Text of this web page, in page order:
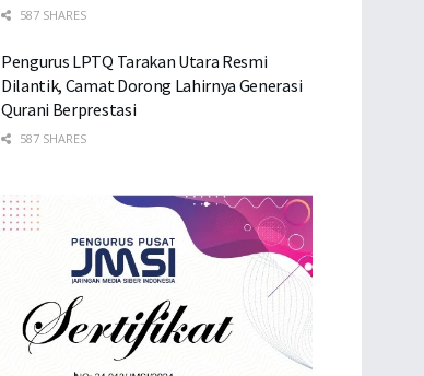
587 SHARES
Pengurus LPTQ Tarakan Utara Resmi
Dilantik, Camat Dorong Lahirnya Generasi
Qurani Berprestasi
587 SHARES